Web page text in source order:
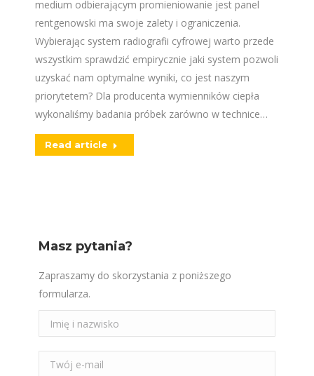
medium odbierającym promieniowanie jest panel
rentgenowski ma swoje zalety i ograniczenia.
Wybierając system radiografii cyfrowej warto przede
wszystkim sprawdzić empirycznie jaki system pozwoli
uzyskać nam optymalne wyniki, co jest naszym
priorytetem? Dla producenta wymienników ciepła
wykonaliśmy badania próbek zarówno w technice…
Read article
Masz pytania?
Zapraszamy do skorzystania z poniższego
formularza.